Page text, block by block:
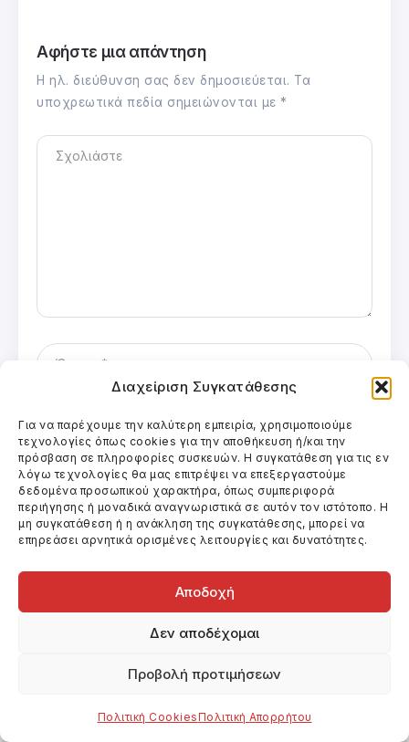
Διαχείριση Συγκατάθεσης
Για να παρέχουμε την καλύτερη εμπειρία, χρησιμοποιούμε
τεχνολογίες όπως cookies για την αποθήκευση ή/και την
πρόσβαση σε πληροφορίες συσκευών. Η συγκατάθεση για τις εν
λόγω τεχνολογίες θα μας επιτρέψει να επεξεργαστούμε
δεδομένα προσωπικού χαρακτήρα, όπως συμπεριφορά
περιήγησης ή μοναδικά αναγνωριστικά σε αυτόν τον ιστότοπο. Η
μη συγκατάθεση ή η ανάκληση της συγκατάθεσης, μπορεί να
επηρεάσει αρνητικά ορισμένες λειτουργίες και δυνατότητες.
Αποδοχή
Δεν αποδέχομαι
Προβολή προτιμήσεων
Πολιτική CookiesΠολιτική Απορρήτου
Αφήστε μια απάντηση
Η ηλ. διεύθυνση σας δεν δημοσιεύεται. Τα
υποχρεωτικά πεδία σημειώνονται με *
Αποθήκευσε το όνομά μου, email, και τον